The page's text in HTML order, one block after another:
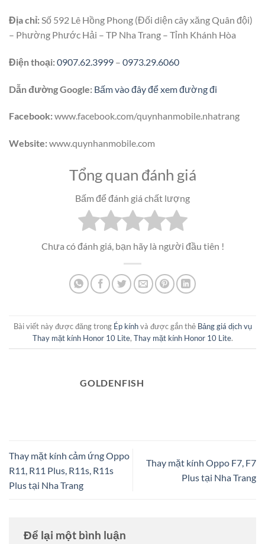
Địa chỉ:Số 592 Lê Hồng Phong (Đối diện cây xăng Quân đội)
– Phường Phước Hải – TP Nha Trang – Tỉnh Khánh Hòa
Điện thoại:0907.62.3999 – 0973.29.6060
Dẫn đường Google: Bấm vào đây để xem đường đi
Facebook:www.facebook.com/quynhanmobile.nhatrang
Website:www.quynhanmobile.com
Tổng quan đánh giá
Bấm để đánh giá chất lượng
Chưa có đánh giá, bạn hãy là người đầu tiên !
Bài viết này được đăng trong Ép kínhvà được gắn thẻ Bảng giá dịch vụ
Thay mặt kính Honor 10 Lite, Thay mặt kính Honor 10 Lite.
GOLDENFISH
Thay mặt kính cảm ứng Oppo
R11, R11 Plus, R11s, R11s
Plus tại Nha Trang
Thay mặt kính Oppo F7, F7
Plus tại Nha Trang
Để lại một bình luận